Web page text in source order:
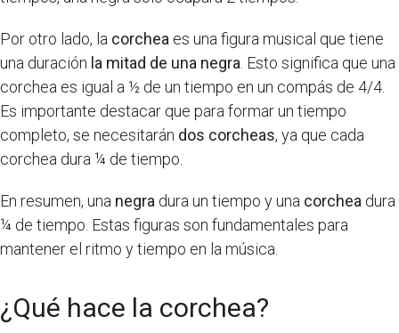
Por otro lado, la corchea es una figura musical que tiene
una duración la mitad de una negra . Esto significa que una
corchea es igual a ½ de un tiempo en un compás de 4/4.
Es importante destacar que para formar un tiempo
completo, se necesitarán dos corcheas, ya que cada
corchea dura ¼ de tiempo.
En resumen, una negra dura un tiempo y una corchea dura
¼ de tiempo. Estas figuras son fundamentales para
mantener el ritmo y tiempo en la música.
¿Qué hace la corchea?